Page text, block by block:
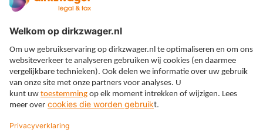
Expertises
Thema’s